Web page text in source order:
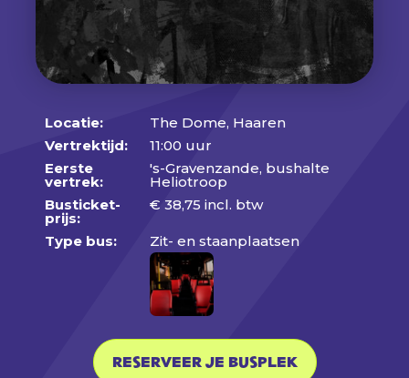
Locatie:
The Dome, Haaren
Vertrektijd:
11:00 uur
Eerste
vertrek:
's-Gravenzande, bushalte
Heliotroop
Busticket-
prijs:
€ 38,75 incl. btw
Type bus: Zit- en staanplaatsen
RESERVEER JE BUSPLEK